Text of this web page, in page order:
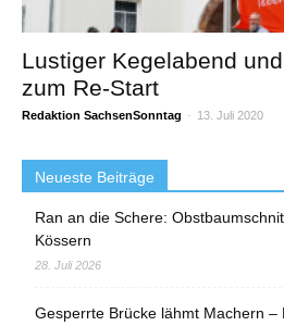
Lustiger Kegelabend
zum Re-Start
Redaktion SachsenSonntag - 13. Juli 2020
Neueste Beiträge
Ran an die Schere:
Kössern
28. Juli 2026
Gesperrte Brücke lähmt Machern –